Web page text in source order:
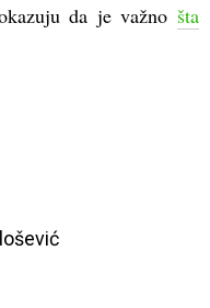
da je važno šta